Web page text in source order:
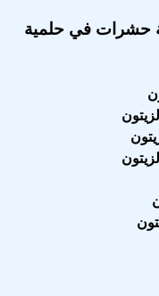
حشرات في حلمية